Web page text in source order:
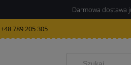
Darmowa dostawa
+48 789 205 305